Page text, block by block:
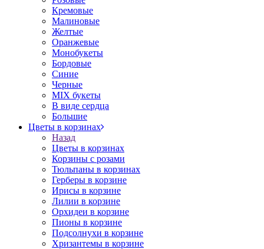
Кремовые
Малиновые
Желтые
Оранжевые
Монобукеты
Бордовые
Синие
Черные
MIX букеты
В виде сердца
Большие
Цветы в корзинах
Назад
Цветы в корзинах
Корзины с розами
Тюльпаны в корзинах
Герберы в корзине
Ирисы в корзине
Лилии в корзине
Орхидеи в корзине
Пионы в корзине
Подсолнухи в корзине
Хризантемы в корзине